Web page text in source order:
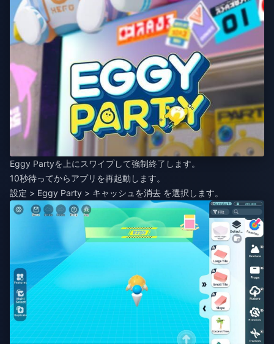
Eggy Partyを上にスワイプして強制終了します。
10秒待ってからアプリを再起動します。
設定 > Eggy Party > キャッシュを消去 を選択します。